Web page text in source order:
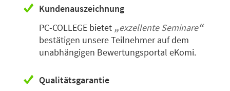
Kundenauszeichnung
PC-COLLEGE bietet
exzellente Seminare
bestätigen unsere Teilnehmer auf dem
unabhängigen Bewertungsportal eKomi.
Qualitätsgarantie